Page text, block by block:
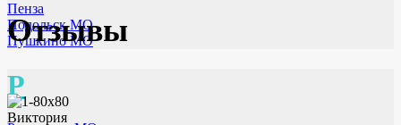
Пенза
Подольск МО
Пушкино МО
Р
Отзывы
Виктория